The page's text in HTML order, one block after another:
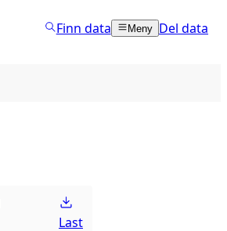
Finn data Meny Del data
Last